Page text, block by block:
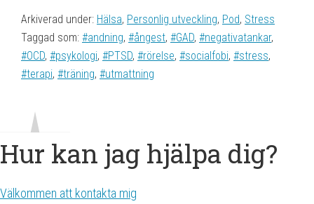
Arkiverad under: Hälsa, Personlig utveckling, Pod, Stress
Taggad som: #andning, #ångest, #GAD, #negativatankar,
#OCD, #psykologi, #PTSD, #rörelse, #socialfobi, #stress,
#terapi, #träning, #utmattning
Hur kan jag hjälpa dig?
Välkommen att kontakta mig